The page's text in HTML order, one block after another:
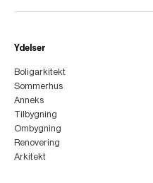
Ydelser
Boligarkitekt
Sommerhus
Anneks
Tilbygning
Ombygning
Renovering
Arkitekt